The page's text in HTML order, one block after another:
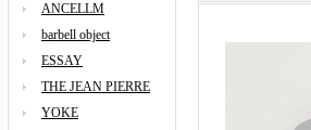
ANCELLM
barbell object
ESSAY
THE JEAN PIERRE
YOKE